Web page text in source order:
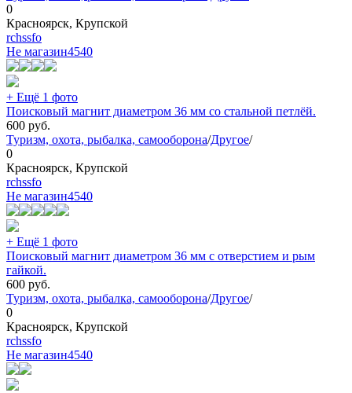
0
Красноярск, Крупской
rchssfo
Не магазин4540
+ Ещё 1 фото
Поисковый магнит диаметром 36 мм со стальной петлёй.
600 руб.
Туризм, охота, рыбалка, самооборона/Другое/
0
Красноярск, Крупской
rchssfo
Не магазин4540
+ Ещё 1 фото
Поисковый магнит диаметром 36 мм с отверстием и рым
гайкой.
600 руб.
Туризм, охота, рыбалка, самооборона/Другое/
0
Красноярск, Крупской
rchssfo
Не магазин4540